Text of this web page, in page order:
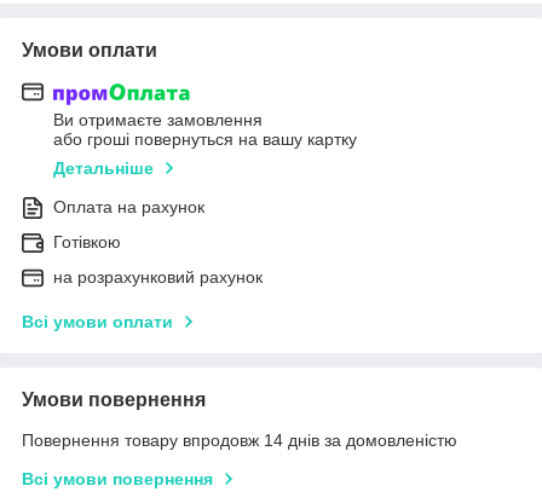
Умови оплати
Ви отримаєте замовлення
або гроші повернуться на вашу картку
Детальніше
Оплата на рахунок
Готівкою
на розрахунковий рахунок
Всі умови оплати
Умови повернення
Повернення товару впродовж 14 днів за домовленістю
Всі умови повернення